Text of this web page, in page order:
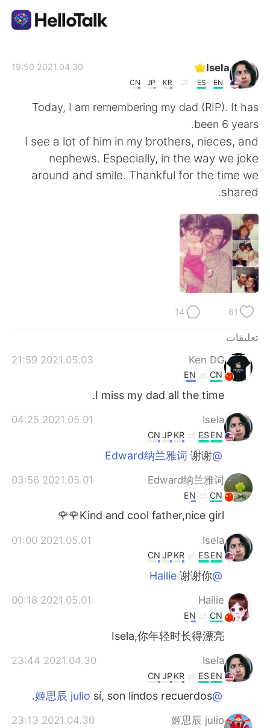
English 简体中文
Türkçe
Isela
EN
ES
KR
JP
CN
2021.04.30 19:50
Today, I am remembering my dad (RIP). It has
been 6 years.
I see a lot of him in my brothers, nieces, and
nephews. Especially, in the way we joke
around and smile. Thankful for the time we
shared.
61
14
تعليقات
Ken DG
2021.05.03 21:59
CN
EN
I miss my dad all the time.
Isela
2021.05.01 04:25
EN
ES
KR
JP
CN
@Edward纳兰雅词
谢谢
Edward纳兰雅词
2021.05.01 03:56
CN
EN
Kind and cool father,nice girl🌹🌹
Isela
2021.05.01 01:00
EN
ES
KR
JP
CN
@Hailie
谢谢你
Hailie
2021.05.01 00:18
CN
EN
Isela,你年轻时长得漂亮
Isela
2021.04.30 23:44
EN
ES
KR
JP
CN
@姬思辰 julio
sí, son lindos recuerdos.
姬思辰 julio
2021.04.30 23:13